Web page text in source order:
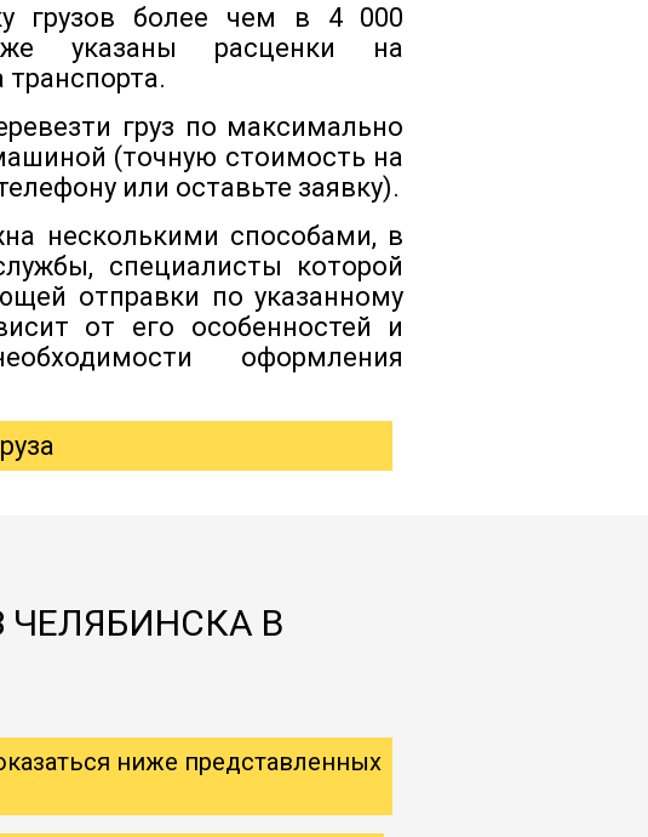
Новости
Документы
Контакты
грузов более чем в 4 000
указаны расценки на
груз по максимально
(точную стоимость на
или оставьте заявку).
несколькими способами, в
специалисты которой
отправки по указанному
от его особенностей и
оформления
ЧЕЛЯБИНСКА В
ниже представленных